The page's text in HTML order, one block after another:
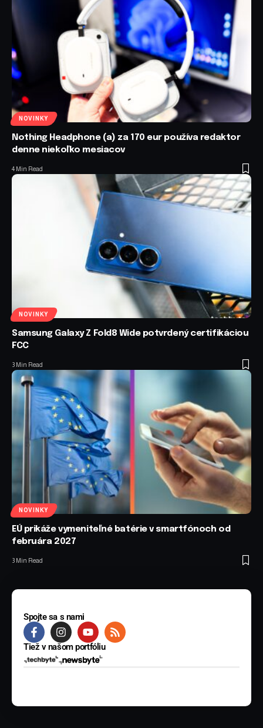
NOVINKY
Nothing Headphone (a) za 170 eur používa redaktor
denne niekoľko mesiacov
4 Min Read
NOVINKY
Samsung Galaxy Z Fold8 Wide potvrdený certifikáciou
FCC
3 Min Read
NOVINKY
EÚ prikáže vymeniteľné batérie v smartfónoch od
februára 2027
3 Min Read
Spojte sa s nami
Tiež v našom portfóliu